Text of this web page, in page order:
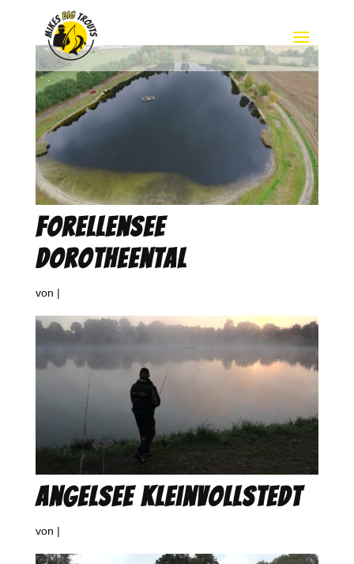
Forellensee
Dorotheental
von |
Angelsee Kleinvollstedt
von |